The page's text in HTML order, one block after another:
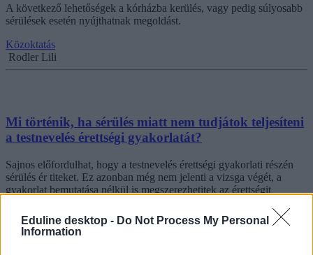
Eduline desktop - Do Not Process My Personal
Information
A következő lehetőségek a kórházba kerülés, vagy pedig súlyosabb
sérülések esetén nyújthatnak megoldást.
Közoktatás
Rodler Lili
Mi történik, ha sérülés miatt nem tudjátok teljesíteni
a testnevelés érettségi gyakorlatát?
Sajnos előfordulhat, hogy a testnevelés érettségi gyakorlati részén
sérülés ér titeket. Ez azonban még nem jelenti a vizsga végét, a
gyakorlat bemutatása nélkül is megszerezhetitek az érettségit
Érettségi-felvételi
Gál Luca